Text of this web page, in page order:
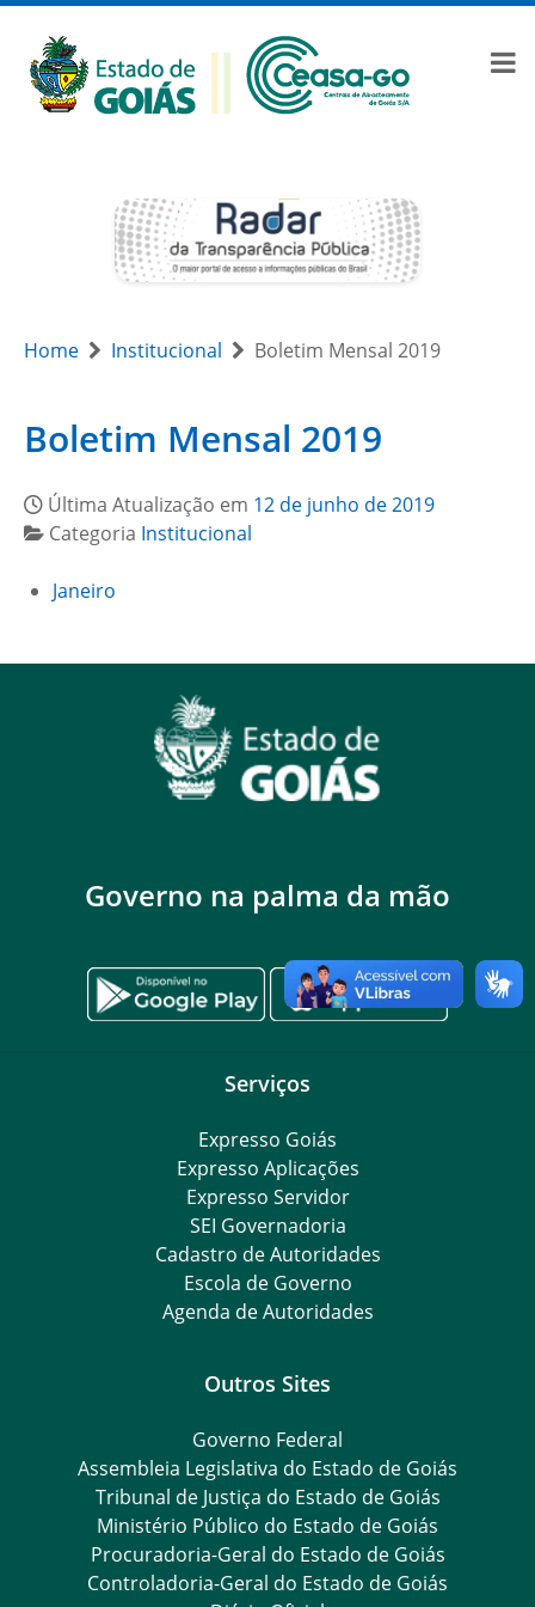
Home Institucional Boletim Mensal 2019
Boletim Mensal 2019
Última Atualização em 12 de junho de 2019
Categoria Institucional
Janeiro
Governo na palma da mão
Serviços
Expresso Goiás
Expresso Aplicações
Expresso Servidor
SEI Governadoria
Cadastro de Autoridades
Escola de Governo
Agenda de Autoridades
Outros Sites
Governo Federal
Assembleia Legislativa do Estado de Goiás
Tribunal de Justiça do Estado de Goiás
Ministério Público do Estado de Goiás
Procuradoria-Geral do Estado de Goiás
Controladoria-Geral do Estado de Goiás